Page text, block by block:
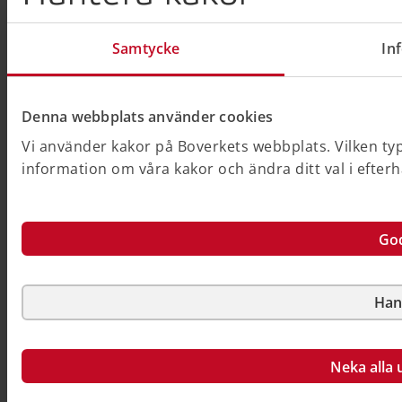
Samtycke
Denna webbplats använder cookies
Vi använder kakor på Boverkets webbplats. Vilken
information om våra kakor och ändra ditt val i
Neka alla